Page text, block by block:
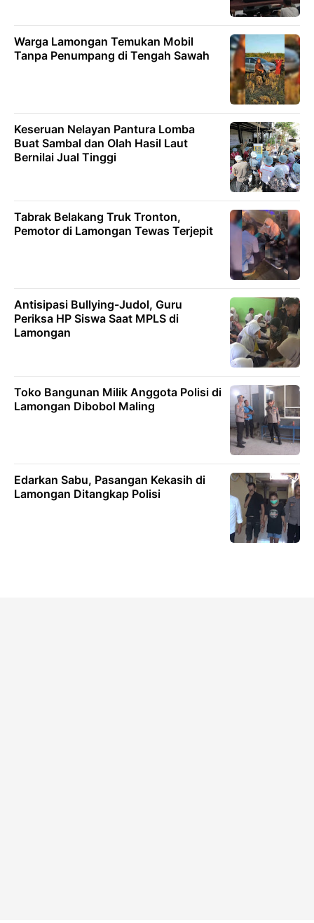
Warga Lamongan Temukan Mobil
Tanpa Penumpang di Tengah Sawah
Keseruan Nelayan Pantura Lomba
Buat Sambal dan Olah Hasil Laut
Bernilai Jual Tinggi
Tabrak Belakang Truk Tronton,
Pemotor di Lamongan Tewas Terjepit
Antisipasi Bullying-Judol, Guru
Periksa HP Siswa Saat MPLS di
Lamongan
Toko Bangunan Milik Anggota Polisi di
Lamongan Dibobol Maling
Edarkan Sabu, Pasangan Kekasih di
Lamongan Ditangkap Polisi